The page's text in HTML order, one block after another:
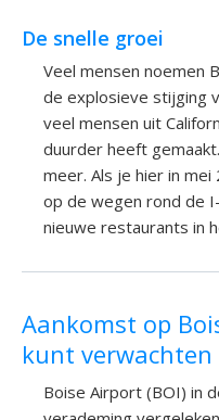
De snelle groei
Veel mensen noemen
de explosieve stijging
veel mensen uit
duurder heeft
meer. Als je hier in
op de wegen rond de
nieuwe restaurants in
Aankomst op
kunt verwachten
Boise Airport (BOI) in